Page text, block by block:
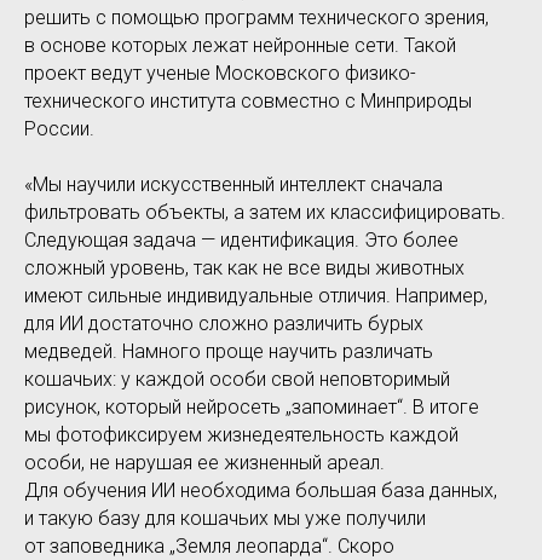
решить с помощью программ технического зрения,
в основе которых лежат нейронные сети. Такой
проект ведут ученые Московского физико-
технического института совместно с Минприроды
России.
«Мы научили искусственный интеллект сначала
фильтровать объекты, а затем их классифицировать.
Следующая задача — идентификация. Это более
сложный уровень, так как не все виды животных
имеют сильные индивидуальные отличия. Например,
для ИИ достаточно сложно различить бурых
медведей. Намного проще научить различать
кошачьих: у каждой особи свой неповторимый
рисунок, который нейросеть „запоминает“. В итоге
мы фотофиксируем жизнедеятельность каждой
особи, не нарушая ее жизненный ареал.
Для обучения ИИ необходима большая база данных,
и такую базу для кошачьих мы уже получили
от заповедника „Земля леопарда“. Скоро